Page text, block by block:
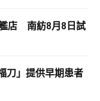
店 南紡8月8日試
刀」提供早期患者